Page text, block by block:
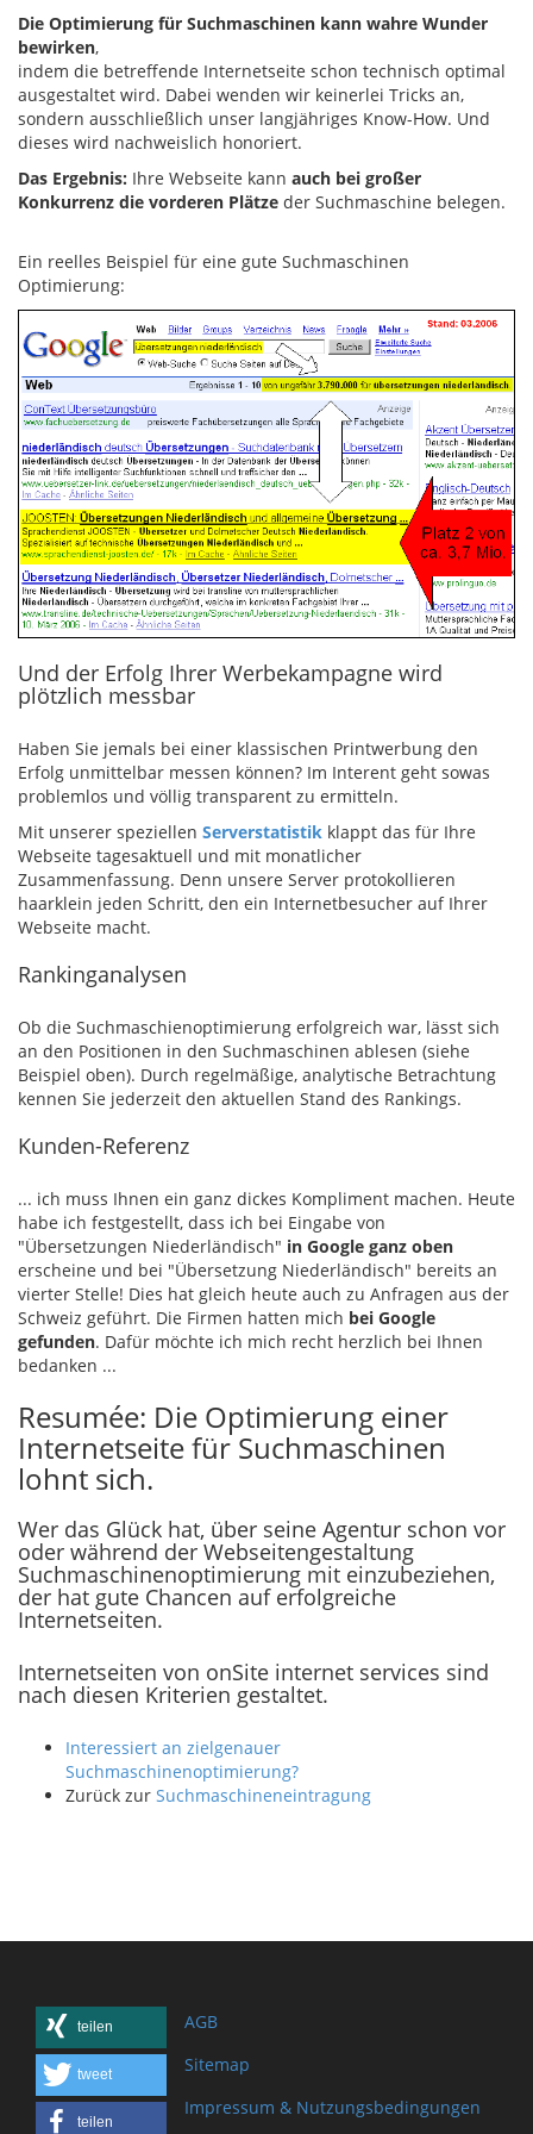
Die Optimierung für Suchmaschinen kann wahre Wunder
bewirken,
indem die betreffende Internetseite schon technisch optimal
ausgestaltet wird. Dabei wenden wir keinerlei Tricks an,
sondern ausschließlich unser langjähriges Know-How. Und
dieses wird nachweislich honoriert.
Das Ergebnis: Ihre Webseite kann auch bei großer
Konkurrenz die vorderen Plätze der Suchmaschine belegen.
Ein reelles Beispiel für eine gute Suchmaschinen
Optimierung:
Und der Erfolg Ihrer Werbekampagne wird
plötzlich messbar
Haben Sie jemals bei einer klassischen Printwerbung den
Erfolg unmittelbar messen können? Im Interent geht sowas
problemlos und völlig transparent zu ermitteln.
Mit unserer speziellen Serverstatistik klappt das für Ihre
Webseite tagesaktuell und mit monatlicher
Zusammenfassung. Denn unsere Server protokollieren
haarklein jeden Schritt, den ein Internetbesucher auf Ihrer
Webseite macht.
Rankinganalysen
Ob die Suchmaschienoptimierung erfolgreich war, lässt sich
an den Positionen in den Suchmaschinen ablesen (siehe
Beispiel oben). Durch regelmäßige, analytische Betrachtung
kennen Sie jederzeit den aktuellen Stand des Rankings.
Kunden-Referenz
... ich muss Ihnen ein ganz dickes Kompliment machen. Heute
habe ich festgestellt, dass ich bei Eingabe von
"Übersetzungen Niederländisch" in Google ganz oben
erscheine und bei "Übersetzung Niederländisch" bereits an
vierter Stelle! Dies hat gleich heute auch zu Anfragen aus der
Schweiz geführt. Die Firmen hatten mich bei Google
gefunden. Dafür möchte ich mich recht herzlich bei Ihnen
bedanken ...
Resumée: Die Optimierung einer
Internetseite für Suchmaschinen
lohnt sich.
Wer das Glück hat, über seine Agentur schon vor
oder während der Webseitengestaltung
Suchmaschinenoptimierung mit einzubeziehen,
der hat gute Chancen auf erfolgreiche
Internetseiten.
Internetseiten von onSite internet services sind
nach diesen Kriterien gestaltet.
Interessiert an zielgenauer
Suchmaschinenoptimierung?
Zurück zur Suchmaschineneintragung
teilen
tweet
teilen
AGB
Sitemap
Impressum & Nutzungsbedingungen